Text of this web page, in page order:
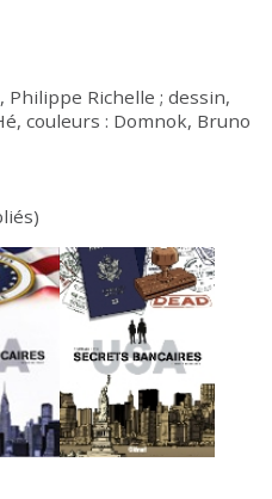
Philippe Richelle ; dessin,
couleurs : Domnok, Bruno